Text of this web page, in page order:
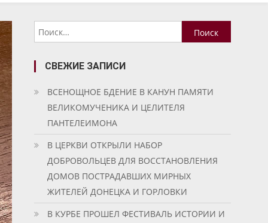
Найти:
СВЕЖИЕ ЗАПИСИ
ВСЕНОЩНОЕ БДЕНИЕ В КАНУН ПАМЯТИ
ВЕЛИКОМУЧЕНИКА И ЦЕЛИТЕЛЯ
ПАНТЕЛЕИМОНА
В ЦЕРКВИ ОТКРЫЛИ НАБОР
ДОБРОВОЛЬЦЕВ ДЛЯ ВОССТАНОВЛЕНИЯ
ДОМОВ ПОСТРАДАВШИХ МИРНЫХ
ЖИТЕЛЕЙ ДОНЕЦКА И ГОРЛОВКИ
В КУРБЕ ПРОШЕЛ ФЕСТИВАЛЬ ИСТОРИИ И